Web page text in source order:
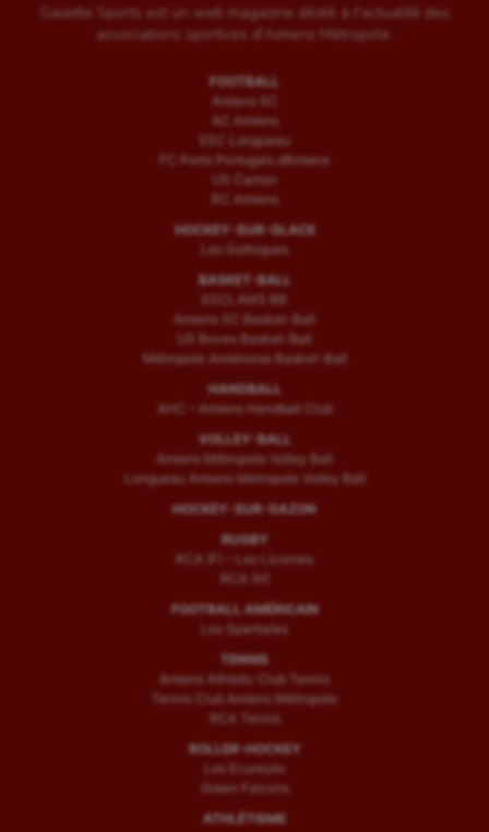
Gazette Sports est un web magazine dédié à l'actualité des
associations sportives d'Amiens Métropole.
FOOTBALL
Amiens SC
AC Amiens
ESC Longueau
FC Porto Portugais d’Amiens
US Camon
RC Amiens
HOCKEY-SUR-GLACE
Les Gothiques
BASKET-BALL
ESCLAMS BB
Amiens SC Basket-Ball
US Boves Basket-Ball
Métropole Amiénoise Basket-Ball
HANDBALL
AHC – Amiens Handball Club
VOLLEY-BALL
Amiens Métropole Volley Ball
Longueau Amiens Metropole Volley Ball
HOCKEY-SUR-GAZON
RUGBY
RCA (F) – Les Licornes
RCA (H)
FOOTBALL AMÉRICAIN
Les Spartiates
TENNIS
Amiens Athletic Club Tennis
Tennis Club Amiens Métropole
RCA Tennis
ROLLER-HOCKEY
Les Ecureuils
Green Falcons
ATHLÉTISME